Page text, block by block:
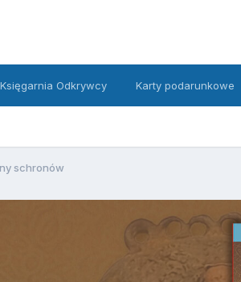
Księgarnia Odkrywcy Karty podarunkowe
schronów